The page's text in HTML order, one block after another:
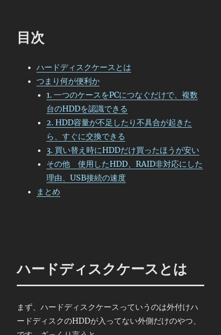
目次
ハードディスクケースとは
つまり何が便利か
1. 一つのケースをPCにつなぐだけで、複数
台のHDDを認識できる
2. HDD容量が不足したり不具合が起きた
ら、すぐに交換できる
3. 買い替え時にHDDだけ買ったほうが安い
その他 使用したHDD、RAID非対応にした
理由、USB接続の速度
まとめ
ハードディスクケースとは
まず、ハードディスクケースっていうのは外付けハ
ードディスクのHDDが入ってない外側だけのやつ、